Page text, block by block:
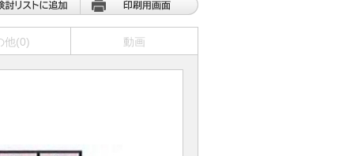
他(0) 動画